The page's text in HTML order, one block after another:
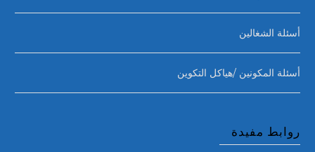
أسئلة الشغالين
أسئلة المكونين /هياكل التكوين
روابط مفيدة